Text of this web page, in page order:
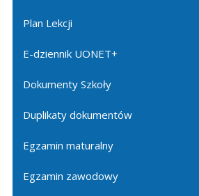
Plan Lekcji
E-dziennik UONET+
Dokumenty Szkoły
Duplikaty dokumentów
Egzamin maturalny
Egzamin zawodowy